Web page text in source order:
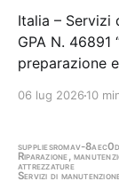
Italia – Servizi
GPA N.
preparazione
della
06 lug 2026 10
suppliesromav-
Riparazione,
attrezzature
Servizi di